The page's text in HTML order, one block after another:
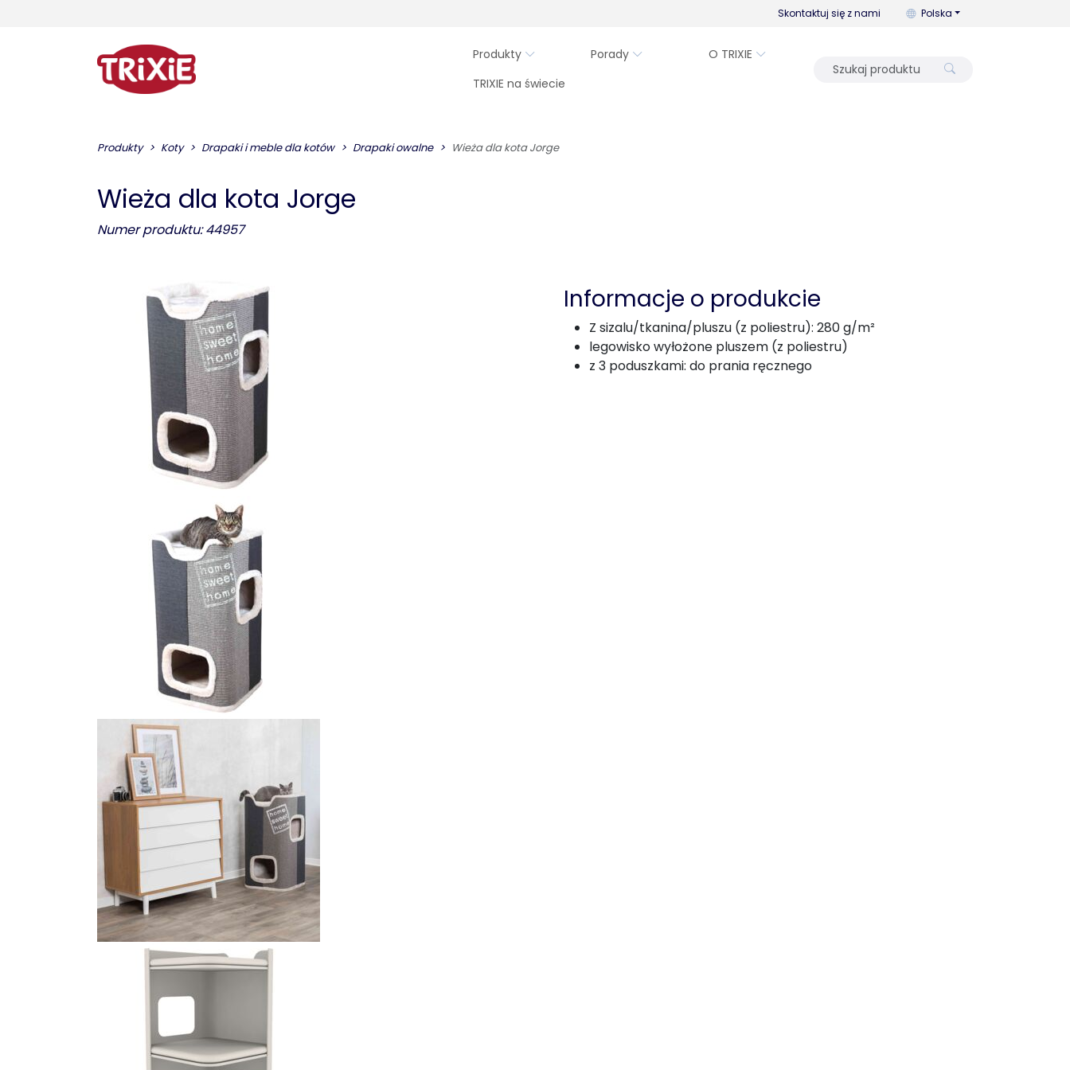
Skontaktuj się z nami Możesz zmienić język za
Polska
Produkty Porady
O TRIXIE
TRIXIE na świecie
Produkty Koty Drapaki i meble dla kotów Drapaki owalne Wieża dla kota Jorge
Wieża dla kota Jorge
Numer produktu: 44957
Informacje o produkcie
Z sizalu/tkanina/pluszu (z poliestru): 280 g/m²
legowisko wyłożone pluszem (z poliestru)
z 3 poduszkami: do prania ręcznego